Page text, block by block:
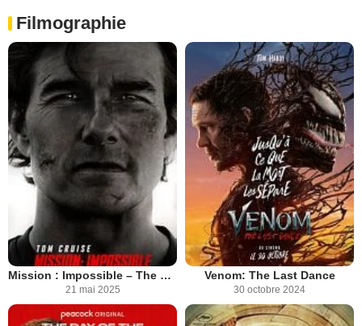
Filmographie
Mission : Impossible – The Final Reckoning
21 mai 2025
Venom: The Last Dance
30 octobre 2024